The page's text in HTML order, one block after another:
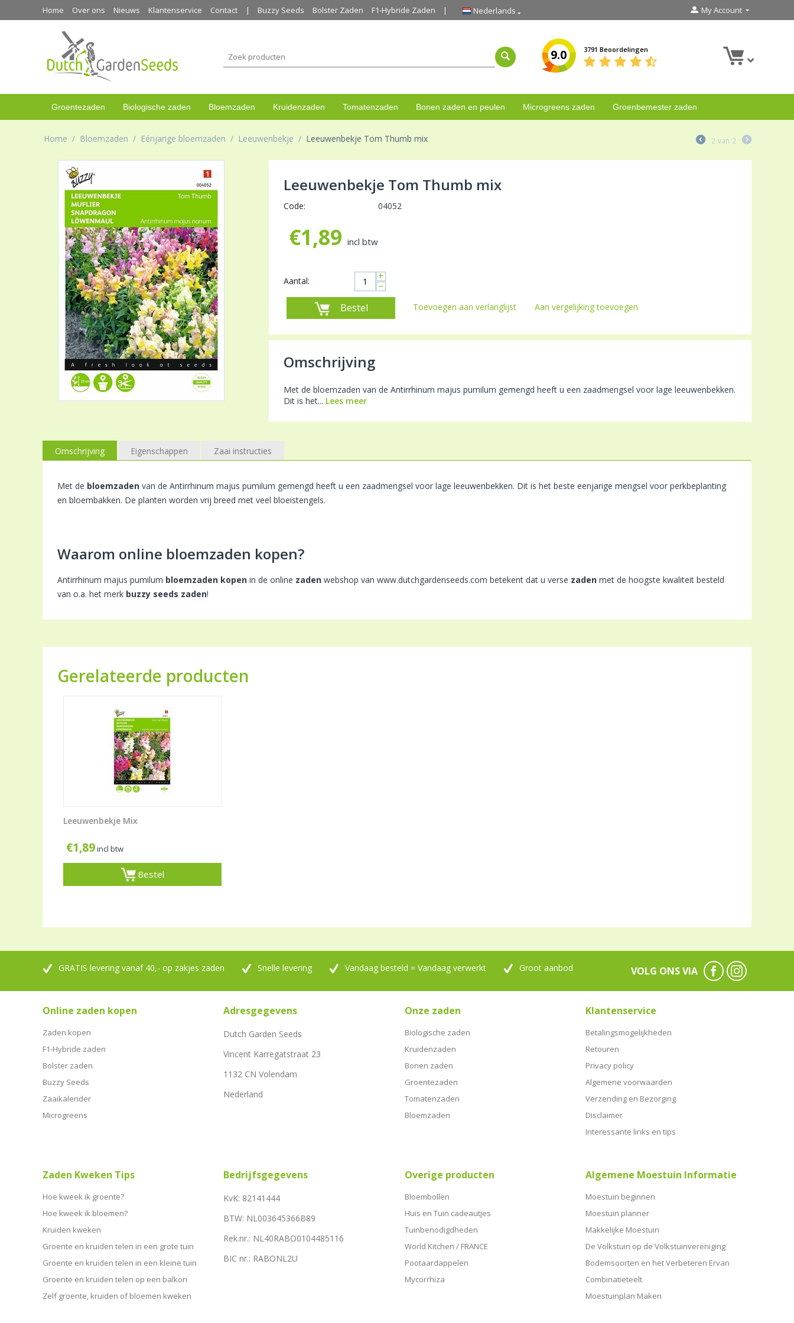
Home Over ons Nieuws Klantenservice Contact Buzzy Seeds Bolster Zaden F1-Hybride Zaden Nederlands My Account
9.0 3791 Beoordelingen
Groentezaden Biologische zaden Bloemzaden Kruidenzaden Tomatenzaden Bonen zaden en peulen Microgreens zaden Groenbemester zaden
Home / Bloemzaden / Eénjarige bloemzaden / Leeuwenbekje / Leeuwenbekje Tom Thumb mix 2 van 2
Leeuwenbekje Tom Thumb mix
Code: 04052
€1,89 incl btw
Aantal: +
−
Bestel
Toevoegen aan verlanglijst Aan vergelijking toevoegen
Omschrijving
Met de bloemzaden van de Antirrhinum majus pumilum gemengd heeft u een zaadmengsel voor lage leeuwenbekken.
Dit is het... Lees meer
Omschrijving Eigenschappen Zaai instructies
Met de bloemzaden van de Antirrhinum majus pumilum gemengd heeft u een zaadmengsel voor lage leeuwenbekken. Dit is het beste eenjarige mengsel voor perkbeplanting
en bloembakken. De planten worden vrij breed met veel bloeistengels.
Waarom online bloemzaden kopen?
Antirrhinum majus pumilum bloemzaden kopen in de online zaden webshop van www.dutchgardenseeds.com betekent dat u verse zaden met de hoogste kwaliteit besteld
van o.a. het merk buzzy seeds zaden!
Gerelateerde producten
Leeuwenbekje Mix
€1,89incl btw
Bestel
GRATIS levering vanaf 40,- op zakjes zaden Snelle levering Vandaag besteld = Vandaag verwerkt Groot aanbod VOLG ONS VIA
Online zaden kopen
Zaden kopen
F1-Hybride zaden
Bolster zaden
Buzzy Seeds
Zaaikalender
Microgreens
Adresgegevens
Dutch Garden Seeds
Vincent Karregatstraat 23
1132 CN Volendam
Nederland
Onze zaden
Biologische zaden
Kruidenzaden
Bonen zaden
Groentezaden
Tomatenzaden
Bloemzaden
Klantenservice
Betalingsmogelijkheden
Retouren
Privacy policy
Algemene voorwaarden
Verzending en Bezorging
Disclaimer
Interessante links en tips
Zaden Kweken Tips
Hoe kweek ik groente?
Hoe kweek ik bloemen?
Kruiden kweken
Groente en kruiden telen in een grote tuin
Groente en kruiden telen in een kleine tuin
Groente en kruiden telen op een balkon
Zelf groente, kruiden of bloemen kweken
Bedrijfsgegevens
KvK: 82141444
BTW: NL003645366B89
Rek.nr.: NL40RABO0104485116
BIC nr.: RABONL2U
Overige producten
Bloembollen
Huis en Tuin cadeautjes
Tuinbenodigdheden
World Kitchen / FRANCE
Pootaardappelen
Mycorrhiza
Algemene Moestuin Informatie
Moestuin beginnen
Moestuin planner
Makkelijke Moestuin
De Volkstuin op de Volkstuinvereniging
Bodemsoorten en het Verbeteren Ervan
Combinatieteelt
Moestuinplan Maken